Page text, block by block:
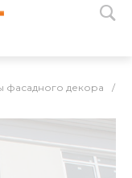
фасадного декора /